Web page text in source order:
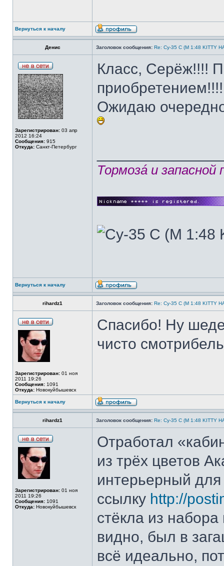
Вернуться к началу
Денис Заголовок сообщения: Re: Су-35 С (М 1:48 KITTY
Зарегистрирован: 03 апр
2012 16:24
Сообщения: 915
Откуда: Санкт-Петербург
Класс, Серёж!!!!
приобретением!!!!
Ожидаю
Тормозá и
Вернуться к началу
rihardz1 Заголовок сообщения: Re: Су-35 С (М 1:48 KITTY
Зарегистрирован: 01 ноя
2011 19:26
Сообщения: 1091
Откуда: Новокуйбышевск
Спасибо! Ну
чисто
Вернуться к началу
rihardz1 Заголовок сообщения: Re: Су-35 С (М 1:48 KITTY
Зарегистрирован: 01 ноя
2011 19:26
Сообщения: 1091
Откуда: Новокуйбышевск
Отработал
из трёх цветов
интерьерный для
ссылку http://
стёкла из набора
видно, был в
всё идеально,